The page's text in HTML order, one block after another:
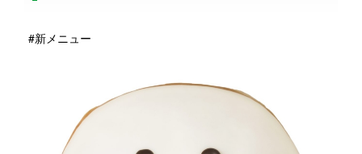
#新メニュー